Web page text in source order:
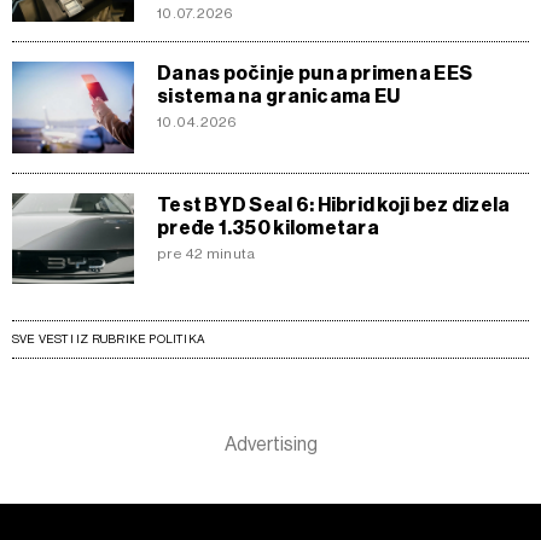
10.07.2026
Danas počinje puna primena EES
sistema na granicama EU
10.04.2026
Test BYD Seal 6: Hibrid koji bez dizela
pređe 1.350 kilometara
pre 42 minuta
SVE VESTI IZ RUBRIKE POLITIKA